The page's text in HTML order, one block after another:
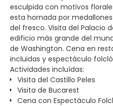
esculpida con motivos
esta hornada por
del fresco. Visita del Palacio
edificio más grande del
de Washington. Cena en
incluidas y espectáculo
Actividades incluídas:
Visita del Castillo Peles
Visita de Bucarest
Cena con Espectáculo